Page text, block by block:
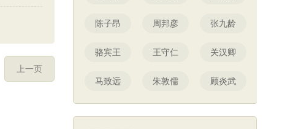
上一页
陈子昂 周邦彦 张九龄
骆宾王 王守仁 关汉卿
马致远 朱敦儒 顾炎武